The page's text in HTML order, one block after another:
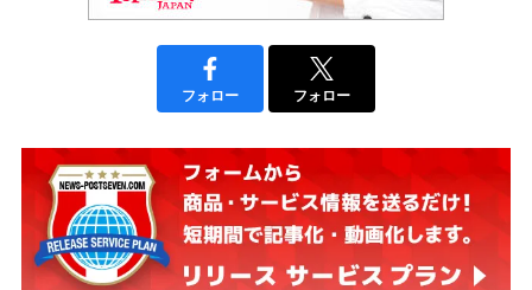
フォロー フォロー